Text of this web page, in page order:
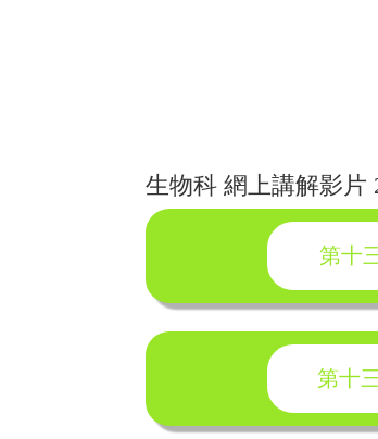
生物科 網上講解影片
第十
第十